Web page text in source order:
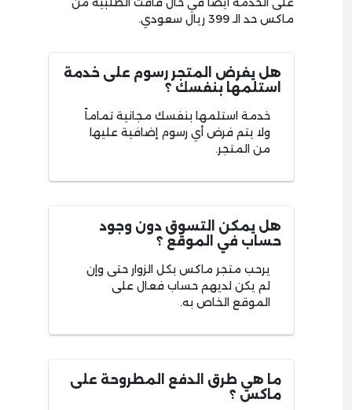
ماكس حد الـ 399 ريال سعودي.
هل يفرض المتجر رسوم على خدمة
استلمها بنفسك ؟
خدمة استلمها بنفسك مجانية تماماً
ولا يتم فرض أي رسوم إضافية عليها
من المتجر.
هل يمكن التسوق دون وجود
حساب في الموقع ؟
يرحب متجر ماكس بكل الزوار حتى وإن
لم يكن لديهم حساب فعال على
الموقع الخاص به.
ما هي طرق الدفع المطروحة على
ماكس ؟